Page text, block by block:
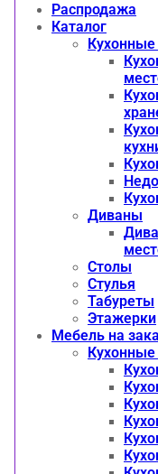
Распродажа
Каталог
Кухонные
Диваны
Столы
Стулья
Табуреты
Этажерки
Мебель на
Кухонные